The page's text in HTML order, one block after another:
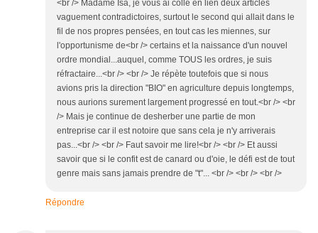
<br /> Madame Isa, je vous ai collé en lien deux articles
vaguement contradictoires, surtout le second qui allait dans le
fil de nos propres pensées, en tout cas les miennes, sur
l'opportunisme de<br /> certains et la naissance d'un nouvel
ordre mondial...auquel, comme TOUS les ordres, je suis
réfractaire...<br /> <br /> Je répète toutefois que si nous
avions pris la direction "BIO" en agriculture depuis longtemps,
nous aurions surement largement progressé en tout.<br /> <br
/> Mais je continue de desherber une partie de mon
entreprise car il est notoire que sans cela je n'y arriverais
pas...<br /> <br /> Faut savoir me lire!<br /> <br /> Et aussi
savoir que si le confit est de canard ou d'oie, le défi est de tout
genre mais sans jamais prendre de "t"... <br /> <br /> <br />
Répondre